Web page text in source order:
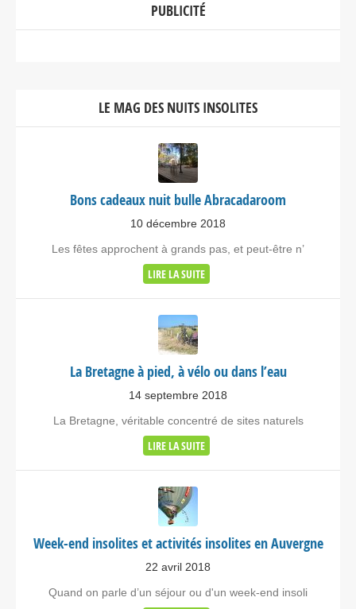
PUBLICITÉ
LE MAG DES NUITS INSOLITES
Bons cadeaux nuit bulle Abracadaroom
10 décembre 2018
Les fêtes approchent à grands pas, et peut-être n’
LIRE LA SUITE
La Bretagne à pied, à vélo ou dans l’eau
14 septembre 2018
La Bretagne, véritable concentré de sites naturels
LIRE LA SUITE
Week-end insolites et activités insolites en Auvergne
22 avril 2018
Quand on parle d’un séjour ou d'un week-end insoli